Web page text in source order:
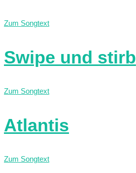
Zum Songtext
Swipe und stirb
Zum Songtext
Atlantis
Zum Songtext